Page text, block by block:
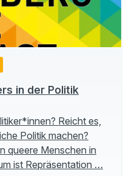
in der Politik
Reicht es,
Politik machen?
queere Menschen in
ist Repräsentation …